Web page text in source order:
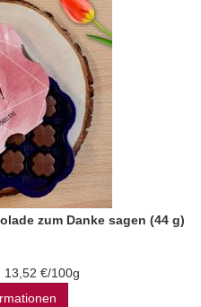
zum Danke sagen (44 g)
13,52 €/100g